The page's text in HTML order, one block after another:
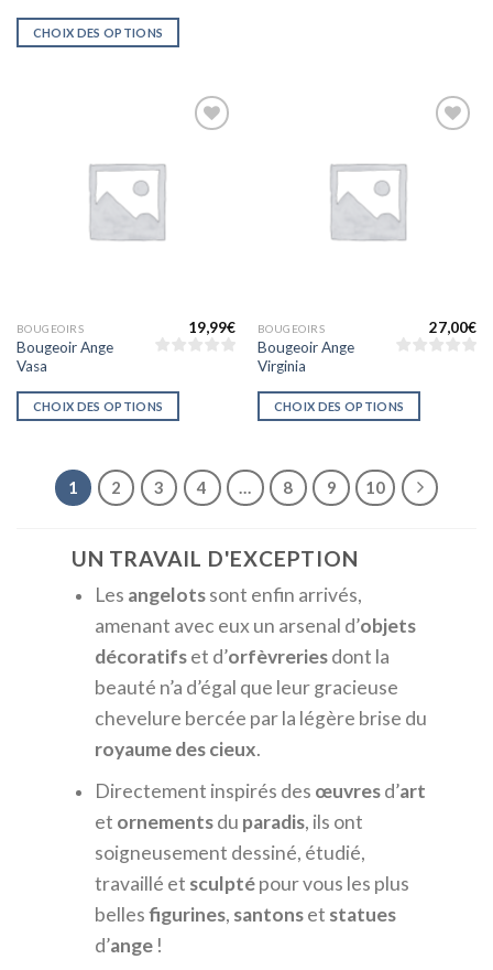
CHOIX DES OPTIONS
BOUGEOIRS
Bougeoir Ange
Vasa
19,99€
CHOIX DES OPTIONS
BOUGEOIRS
Bougeoir Ange
Virginia
27,00€
CHOIX DES OPTIONS
1 2 3 4 … 8 9 10
UN TRAVAIL D'EXCEPTION
Les angelotssont enfin arrivés,
amenant avec eux un arsenal d’objets
décoratifset d’orfèvreriesdont la
beauté n’a d’égal que leur gracieuse
chevelure bercée par la légère brise du
royaume des cieux.
Directement inspirés des œuvresd’art
et ornementsdu paradis, ils ont
soigneusement dessiné, étudié,
travaillé et sculptépour vous les plus
bellesfigurines, santonset statues
d’ange !